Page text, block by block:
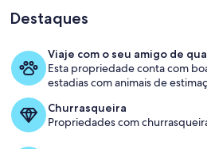
Loches
Parte
Destaques
Viaje com o seu amigo de
Esta propriedade conta com
estadias com animais de
Churrasqueira
Propriedades com